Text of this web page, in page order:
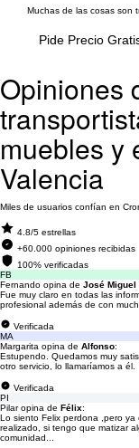
Muchas de las cosas son
Pide Precio
Opiniones
muebles y
Valencia
Miles de usuarios confían en
4.8/5 estrellas
+60.000 opiniones recibidas
100% verificadas
FB
Fernando opina de José Miguel
Fue muy claro en todas las
profesional además de con
Verificada
MA
Margarita opina de Alfonso:
Estupendo. Quedamos muy
otro servicio, lo llamaríamos a él.
Verificada
PI
Pilar opina de Félix:
Lo siento Felix perdona ,pero
realizado, si tengo que matizar
comunidad...